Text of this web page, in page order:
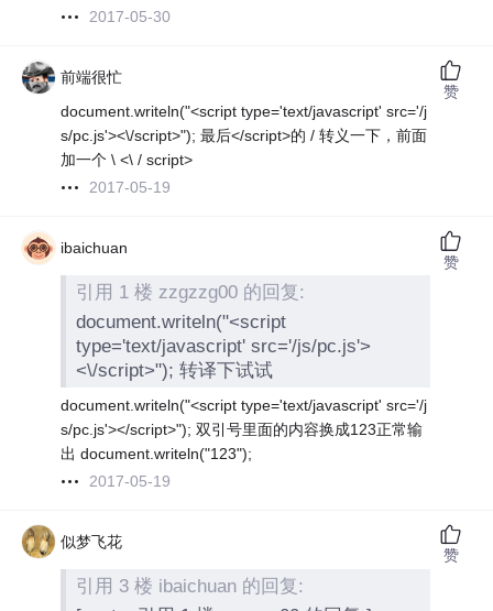
2017-05-30
前端很忙
document.writeln("<script type='text/javascript' src='/j
s/pc.js'><\/script>"); 最后</script>的 / 转义一下，前面
加一个 \ <\ / script>
2017-05-19
赞
ibaichuan
引用 1 楼 zzgzzg00 的回复:
document.writeln("<script
type='text/javascript' src='/js/pc.js'>
<\/script>"); 转译下试试
document.writeln("<script type='text/javascript' src='/j
s/pc.js'></script>"); 双引号里面的内容换成123正常输
出 document.writeln("123");
2017-05-19
赞
似梦飞花
引用 3 楼 ibaichuan 的回复:
赞